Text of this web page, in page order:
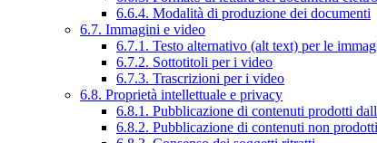
6.6.4. Modalità di produzione dei documenti
6.7. Immagini e video
6.7.1. Testo alternativo (alt text) per le
6.7.2. Sottotitoli per i video
6.7.3. Trascrizioni per i video
6.8. Proprietà intellettuale e privacy
6.8.1. Pubblicazione di contenuti prodotti
6.8.2. Pubblicazione di contenuti non